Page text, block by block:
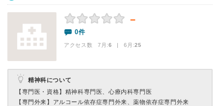
－
0件
アクセス数 7月:6 | 6月:25
精神科について
【専門医・資格】 精神科専門医、心療内科専門医
【専門外来】 アルコール依存症専門外来、薬物依存症専門外来